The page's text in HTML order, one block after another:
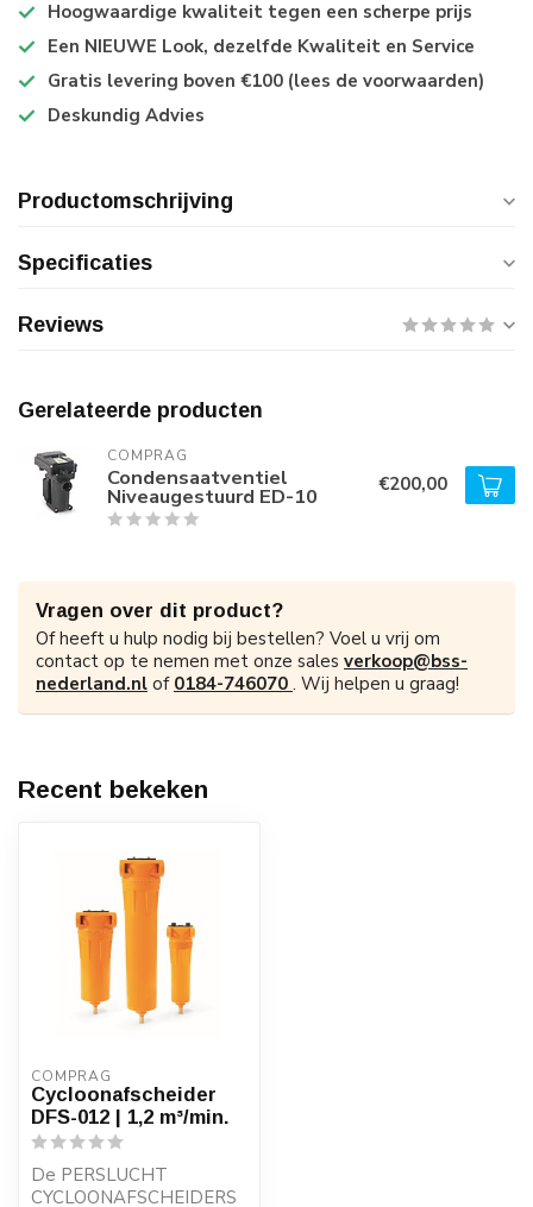
Hoogwaardige kwaliteit tegen een scherpe prijs
Een NIEUWE Look, dezelfde Kwaliteit en Service
Gratis levering boven €100 (lees de voorwaarden)
Deskundig Advies
Productomschrijving
Specificaties
Reviews
Gerelateerde producten
COMPRAG
Condensaatventiel
Niveaugestuurd ED-10 €200,00
Vragen over dit product?
Of heeft u hulp nodig bij bestellen? Voel u vrij om
contact op te nemen met onze sales verkoop@bss-
nederland.nl of 0184-746070 . Wij helpen u graag!
Recent bekeken
COMPRAG
Cycloonafscheider
DFS-012 | 1,2 m³/min.
De PERSLUCHT
CYCLOONAFSCHEIDERS